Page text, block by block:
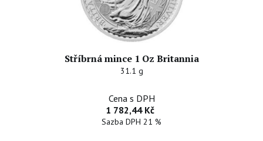
Stříbrná mince 1 Oz Britannia
31.1 g
Cena s DPH
1 782,44 Kč
Sazba DPH 21 %